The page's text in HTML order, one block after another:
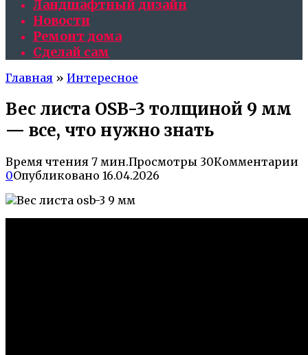
Ландшафтный дизайн
Новости
Ремонт дома
Сделай сам
Главная » Интересное
Вес листа OSB-3 толщиной 9 мм
— все, что нужно знать
Время чтения 7 мин.Просмотры 30Комментарии
0Опубликовано 16.04.2026